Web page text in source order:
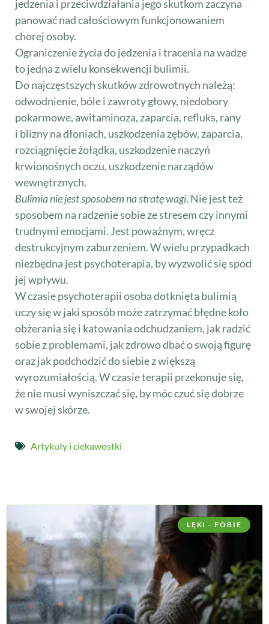
jedzenia i przeciwdziałania jego skutkom zaczyna
panować nad całościowym funkcjonowaniem
chorej osoby.
Ograniczenie życia do jedzenia i tracenia na wadze
to jedna z wielu konsekwencji bulimii.
Do najczęstszych skutków zdrowotnych należą:
odwodnienie, bóle i zawroty głowy, niedobory
pokarmowe, awitaminoza, zaparcia, refluks, rany
i blizny na dłoniach, uszkodzenia zębów, zaparcia,
rozciągnięcie żołądka, uszkodzenie naczyń
krwionośnych oczu, uszkodzenie narządów
wewnętrznych.
Bulimia nie jest sposobem na stratę wagi. Nie jest też
sposobem na radzenie sobie ze stresem czy innymi
trudnymi emocjami. Jest poważnym, wręcz
destrukcyjnym zaburzeniem. W wielu przypadkach
niezbędna jest psychoterapia, by wyzwolić się spod
jej wpływu.
W czasie psychoterapii osoba dotknięta bulimią
uczy się w jaki sposób może zatrzymać błędne koło
obżerania się i katowania odchudzaniem, jak radzić
sobie z problemami, jak zdrowo dbać o swoją figurę
oraz jak podchodzić do siebie z większą
wyrozumiałością. W czasie terapii przekonuje się,
że nie musi wyniszczać się, by móc czuć się dobrze
w swojej skórze.
Artykuły i ciekawostki
LĘKI - FOBIE